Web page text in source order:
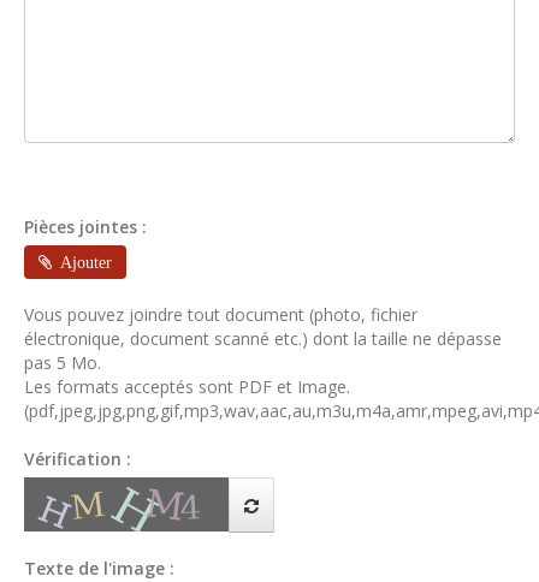
Pièces jointes :
Ajouter
Vous pouvez joindre tout document (photo, fichier
électronique, document scanné etc.) dont la taille ne dépasse
pas 5 Mo.
Les formats acceptés sont PDF et Image.
Vérification :
Texte de l'image :